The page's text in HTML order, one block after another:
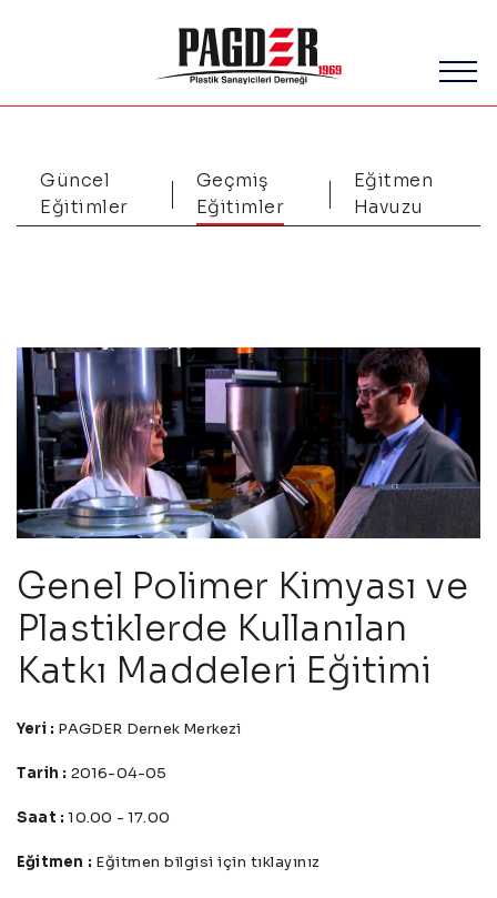
Güncel
Eğitimler
Geçmiş
Eğitimler
Eğitmen
Havuzu
Genel Polimer Kimyası ve
Plastiklerde Kullanılan
Katkı Maddeleri Eğitimi
Yeri : PAGDER Dernek Merkezi
Tarih : 2016-04-05
Saat : 10.00 - 17.00
Eğitmen : Eğitmen bilgisi için tıklayınız